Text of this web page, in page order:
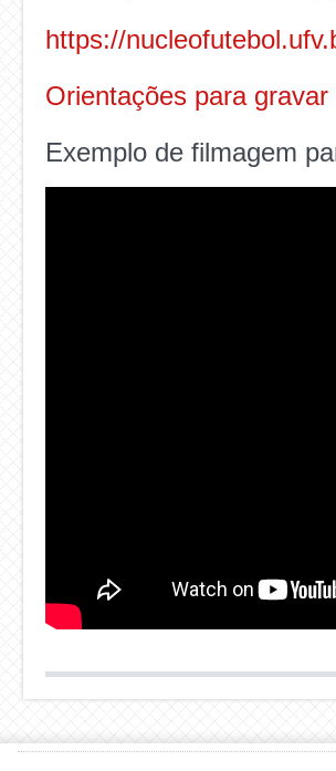
https://
Orientações para
Exemplo de filmagem